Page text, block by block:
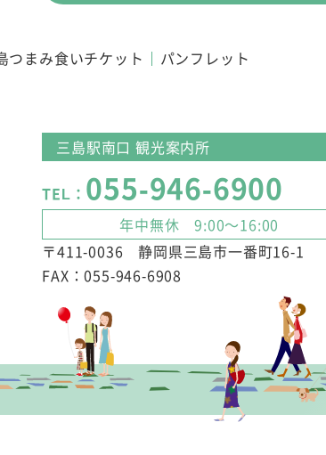
つまみ食いチケット パンフレット
三島駅南口 観光案内所
TEL： 055-946-6900
年中無休 9:00～16:00
〒411-0036 静岡県三島市一番町16-1
FAX：055-946-6908